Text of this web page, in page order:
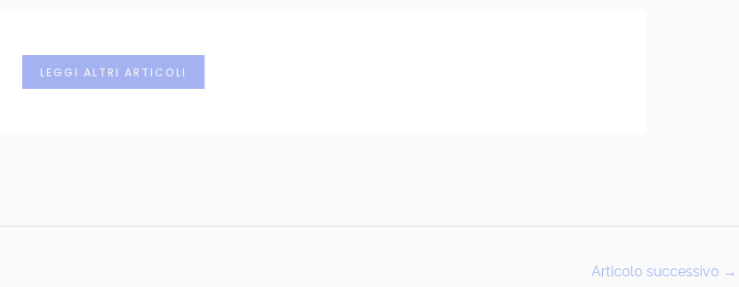
LEGGI ALTRI ARTICOLI
Articolo successivo →